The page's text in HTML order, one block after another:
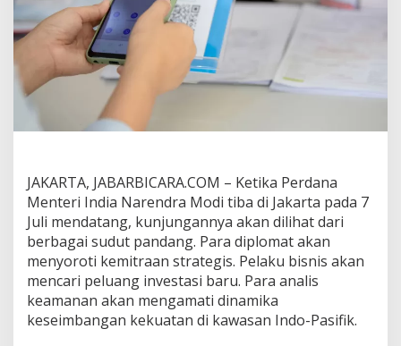
B
g
m
a
n
a
I
n
f
a
s
JAKARTA, JABARBICARA.COM – Ketika Perdana
Menteri India Narendra Modi tiba di Jakarta pada 7
Juli mendatang, kunjungannya akan dilihat dari
berbagai sudut pandang. Para diplomat akan
menyoroti kemitraan strategis. Pelaku bisnis akan
mencari peluang investasi baru. Para analis
keamanan akan mengamati dinamika
keseimbangan kekuatan di kawasan Indo-Pasifik.